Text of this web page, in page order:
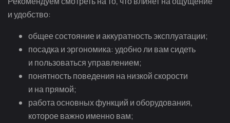
и удобство:
общее состояние и аккуратность эксплуатации;
посадка и эргономика: удобно ли вам сидеть
и пользоваться управлением;
понятность поведения на низкой скорости
и на прямой;
работа основных функций и оборудования,
которое важно именно вам;